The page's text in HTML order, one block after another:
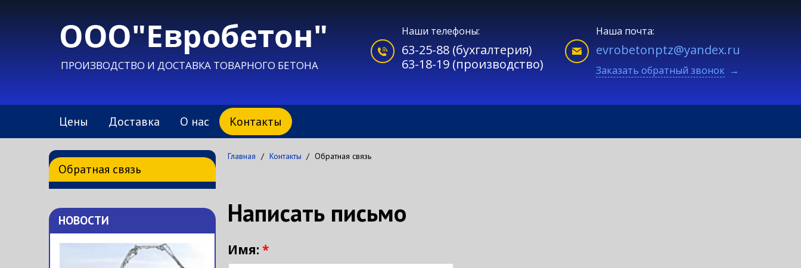
ПРОИЗВОДСТВО И ДОСТАВКА ТОВАРНОГО БЕТОНА
Наши телефоны:
63-25-88 (бухгалтерия)
63-18-19 (производство)
Наша почта:
evrobetonptz@yandex.ru
Заказать обратный звонок
Цены Доставка О нас Контакты
Обратная связь
НОВОСТИ
Главная / Контакты / Обратная связь
Написать письмо
Имя:*